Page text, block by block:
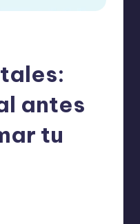
antes
tu